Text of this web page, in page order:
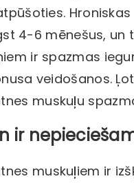
4-6 mēnešus,
ir spazmas
veidošanos.
muskuļu
ir
muskuļiem ir